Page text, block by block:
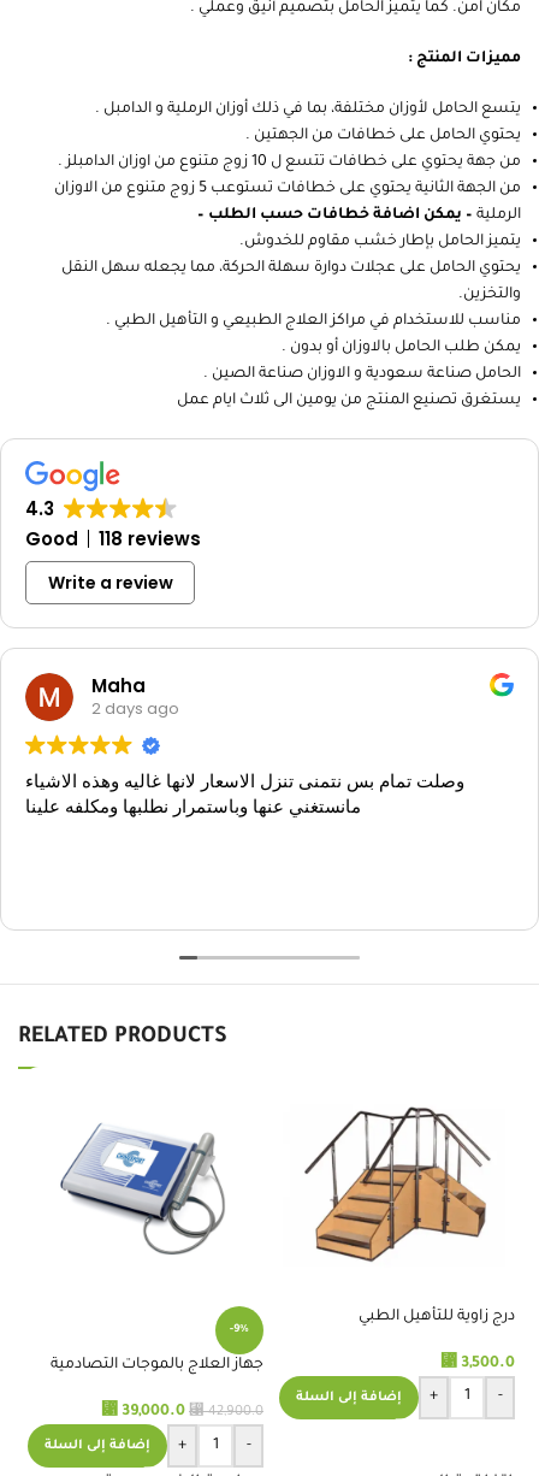
مكان آمن. كما يتميز الحامل بتصميم أنيق وعملي .
مميزات المنتج :
يتسع الحامل لأوزان مختلفة، بما في ذلك أوزان الرملية و الدامبل .
يحتوي الحامل على خطافات من الجهتين .
من جهة يحتوي على خطافات تتسع ل 10 زوج متنوع من اوزان الدامبلز .
من الجهة الثانية يحتوي على خطافات تستوعب 5 زوج متنوع من الاوزان
الرملية – يمكن اضافة خطافات حسب الطلب –
يتميز الحامل بإطار خشب مقاوم للخدوش.
يحتوي الحامل على عجلات دوارة سهلة الحركة، مما يجعله سهل النقل
والتخزين.
مناسب للاستخدام في مراكز العلاج الطبيعي و التأهيل الطبي .
يمكن طلب الحامل بالاوزان أو بدون .
الحامل صناعة سعودية و الاوزان صناعة الصين .
يستغرق تصنيع المنتج من يومين الى ثلاث ايام عمل
4.3
Good
118 reviews
Write a review
Maha
2 days ago
وصلت تمام بس نتمنى تنزل الاسعار لانها غاليه وهذه الاشياء
مانستغني عنها وباستمرار نطلبها ومكلفه علينا
RELATED PRODUCTS
درج زاوية للتأهيل الطبي
⃁ 3,500.0
-
+ إضافة إلى السلة
-9%
جهاز العلاج بالموجات التصادمية
⃁42,900.0
⃁ 39,000.0
-
+ إضافة إلى السلة